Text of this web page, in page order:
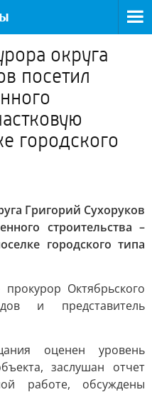
округа
посетил
городского
Григорий Сухоруков
строительства –
городского типа
Октябрьского
и представитель
оценен уровень
заслушан отчет
работе, обсуждены